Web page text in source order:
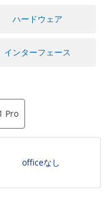
ハードウェア
インターフェース
Pro
officeなし